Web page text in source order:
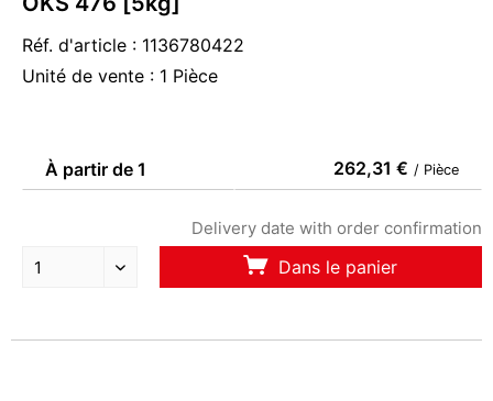
Réf. d'article : 1136780422
Unité de vente : 1 Pièce
À partir de 1 262,31 € / Pièce
Delivery date with order confirmation
Dans le panier